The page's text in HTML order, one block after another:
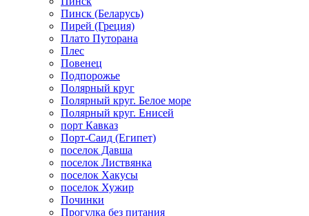
Пинск (Беларусь)
Пирей (Греция)
Плато Путорана
Плес
Повенец
Подпорожье
Полярный круг
Полярный круг. Белое море
Полярный круг. Енисей
порт Кавказ
Порт-Саид (Египет)
поселок Давша
поселок Листвянка
поселок Хакусы
поселок Хужир
Починки
Прогулка без питания